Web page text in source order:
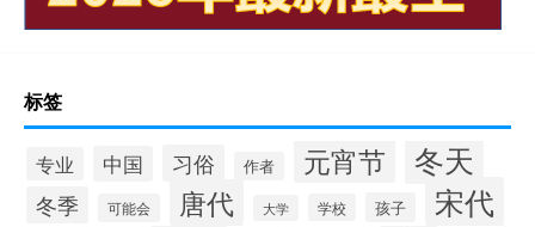
标签
专业 中国 习俗 作者 元宵节 冬天
冬季 可能会 唐代 大学 学校 孩子 宋代